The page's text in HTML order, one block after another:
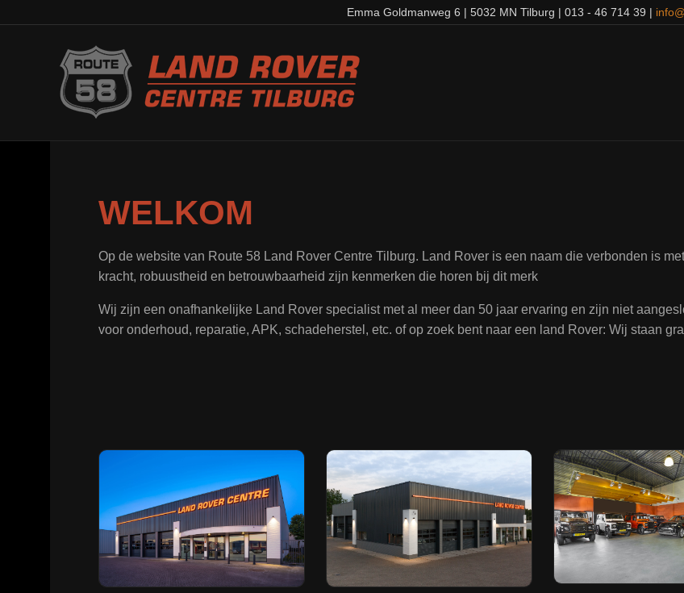
Emma Goldmanweg 6 | 5032 MN Tilburg | 013 - 46 714 39 |
WELKOM
Op de website van Route 58 Land Rover Centre Tilburg. Land Rover is een naam die verbonden is
kracht, robuustheid en betrouwbaarheid zijn kenmerken die horen bij dit merk
Wij zijn een onafhankelijke Land Rover specialist met al meer dan 50 jaar ervaring en zijn niet
voor onderhoud, reparatie, APK, schadeherstel, etc. of op zoek bent naar een land Rover: Wij staan